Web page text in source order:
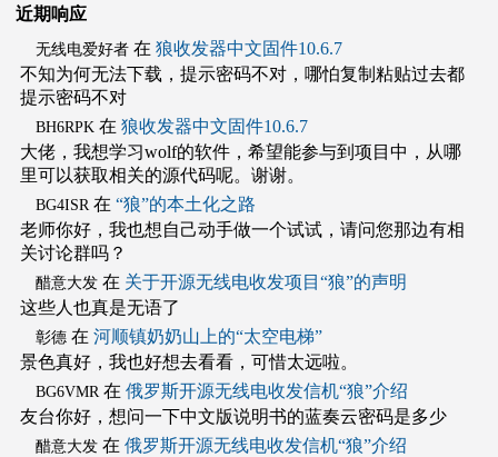
近期响应
无线电爱好者在 狼收发器中文固件10.6.7
不知为何无法下载，提示密码不对，哪怕复制粘贴过去都
提示密码不对
BH6RPK 在 狼收发器中文固件10.6.7
大佬，我想学习wolf的软件，希望能参与到项目中，从哪
里可以获取相关的源代码呢。谢谢。
BG4ISR 在 “狼”的本土化之路
老师你好，我也想自己动手做一个试试，请问您那边有相
关讨论群吗？
醋意大发在 关于开源无线电收发项目“狼”的声明
这些人也真是无语了
彰德在 河顺镇奶奶山上的“太空电梯”
景色真好，我也好想去看看，可惜太远啦。
BG6VMR 在 俄罗斯开源无线电收发信机“狼”介绍
友台你好，想问一下中文版说明书的蓝奏云密码是多少
醋意大发在 俄罗斯开源无线电收发信机“狼”介绍